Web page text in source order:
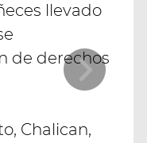
llevado
de derechos
Chalican,